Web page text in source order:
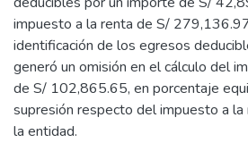
impuesto a la renta de S/
identificación de los egresos
generó un omisión en el cálculo del
de S/ 102,865.65, en porcentaje
supresión respecto del impuesto a
la entidad.